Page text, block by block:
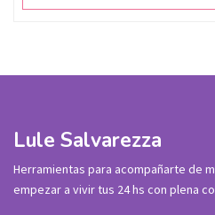
Lule Salvarezza
Herramientas para acompañarte de
empezar a vivir tus 24 hs con plena